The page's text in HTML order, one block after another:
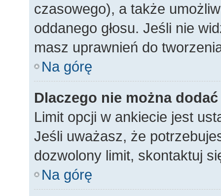
czasowego), a także
oddanego głosu. Jeśli nie
masz uprawnień do
Na górę
Dlaczego nie można
Limit opcji w ankiecie jest
Jeśli uważasz, że
dozwolony limit, skontaktuj
Na górę